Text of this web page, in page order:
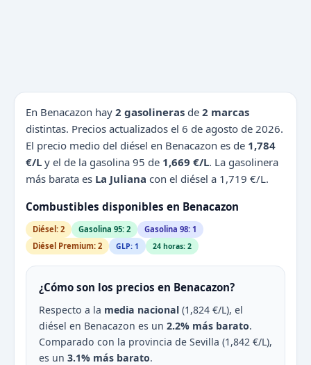
En Benacazon hay 2 gasolineras de 2 marcas
distintas. Precios actualizados el 6 de agosto de 2026.
El precio medio del diésel en Benacazon es de 1,784
€/L y el de la gasolina 95 de 1,669 €/L. La gasolinera
más barata es La Juliana con el diésel a 1,719 €/L.
Combustibles disponibles en Benacazon
Diésel: 2 Gasolina 95: 2
Gasolina 98: 1
Diésel Premium: 2
GLP: 1 24 horas: 2
¿Cómo son los precios en Benacazon?
Respecto a la media nacional (1,824 €/L), el
diésel en Benacazon es un 2.2% más barato.
Comparado con la provincia de Sevilla (1,842 €/L),
es un 3.1% más barato.